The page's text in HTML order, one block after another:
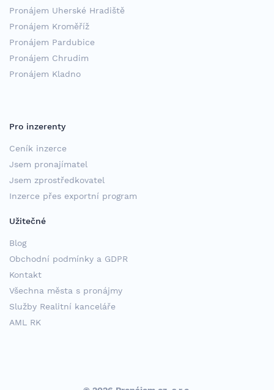
Pronájem Uherské Hradiště
Pronájem Kroměříž
Pronájem Pardubice
Pronájem Chrudim
Pronájem Kladno
Pro inzerenty
Ceník inzerce
Jsem pronajímatel
Jsem zprostředkovatel
Inzerce přes exportní program
Užitečné
Blog
Obchodní podmínky a GDPR
Kontakt
Všechna města s pronájmy
Služby Realitní kanceláře
AML RK